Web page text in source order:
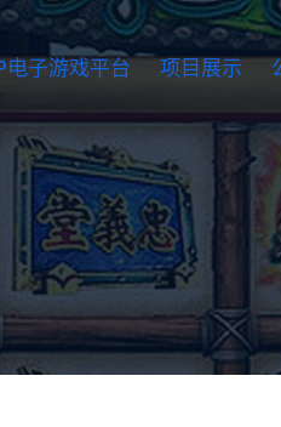
电子游戏平台 项目展示